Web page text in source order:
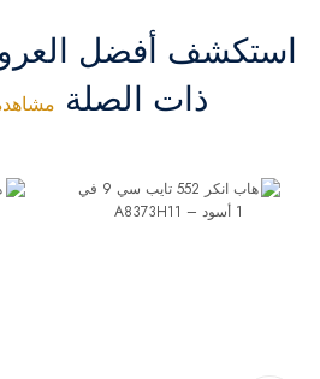
استكشف أفضل
ذات الصلة